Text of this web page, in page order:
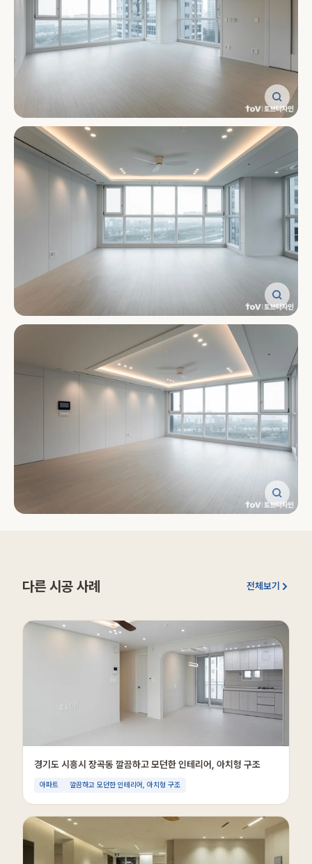
다른 시공 사례 전체보기
경기도 시흥시 장곡동 깔끔하고 모던한 인테리어, 아치형 구조
아파트 깔끔하고 모던한 인테리어, 아치형 구조